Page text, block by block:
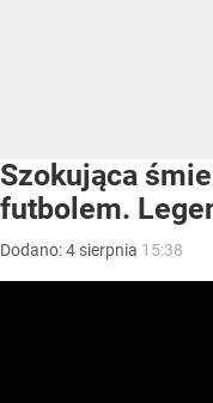
Szokująca
futbolem.
Dodano:4 sierpnia 15:38